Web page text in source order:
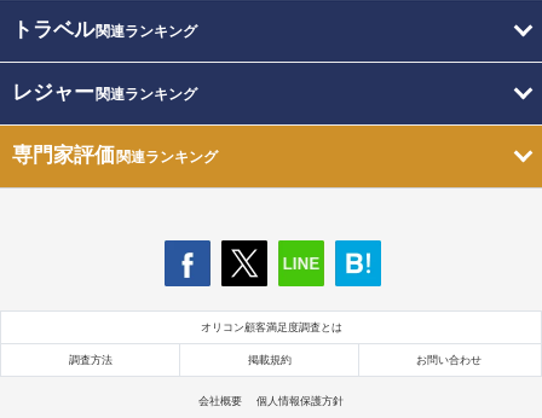
トラベル関連ランキング
レジャー関連ランキング
専門家評価関連ランキング
オリコン顧客満足度調査とは
調査方法 掲載規約 お問い合わせ
会社概要 個人情報保護方針